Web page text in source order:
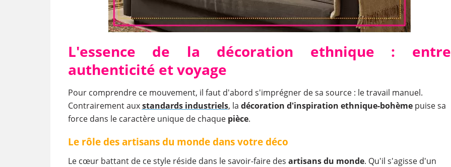
L'essence de la décoration ethnique : entre
authenticité et voyage
Pour comprendre ce mouvement, il faut d'abord s'imprégner de sa source : le travail manuel.
Contrairement auxstandards industriels, la décoration d'inspiration ethnique-bohèmepuise sa
force dans le caractère unique de chaque pièce.
Le rôle des artisans du monde dans votre déco
Le cœur battant de ce style réside dans le savoir-faire des artisans du monde. Qu'il s'agisse d'un